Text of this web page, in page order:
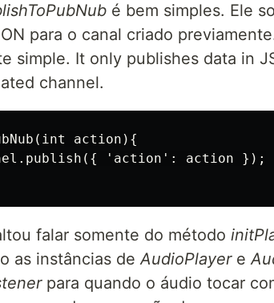
é bem simples. Ele
para o canal criado
simple. It only publishes data in
channel.
action){
'action': action });
falar somente do método
as instâncias deAudioPlayere
para quando o áudio tocar